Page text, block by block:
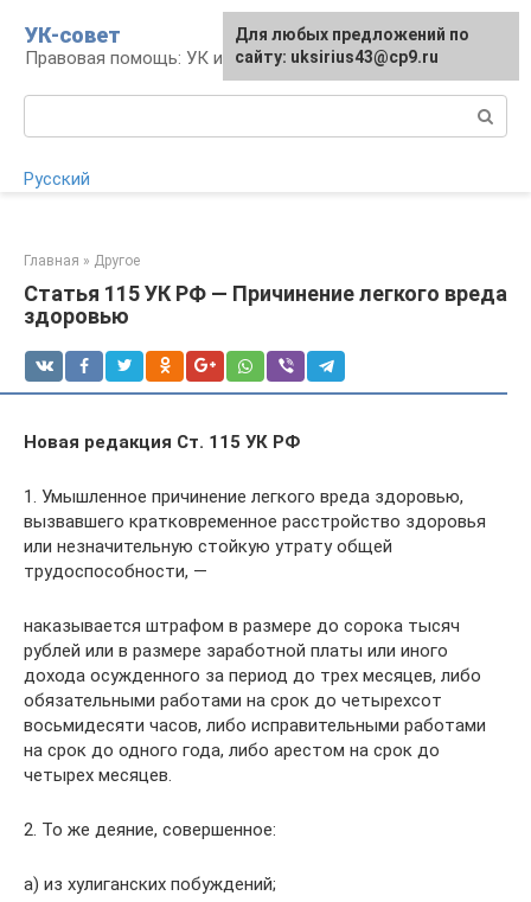
контенту
УК-совет
Правовая помощь: УК и УПК
Русский
Главная » Другое
Статья 115 УК РФ — Причинение легкого вреда
здоровью
Новая редакция Ст. 115 УК РФ
1. Умышленное причинение легкого вреда здоровью,
вызвавшего кратковременное расстройство здоровья
или незначительную стойкую утрату общей
трудоспособности, —
наказывается штрафом в размере до сорока тысяч
рублей или в размере заработной платы или иного
дохода осужденного за период до трех месяцев, либо
обязательными работами на срок до четырехсот
восьмидесяти часов, либо исправительными работами
на срок до одного года, либо арестом на срок до
четырех месяцев.
2. То же деяние, совершенное:
а) из хулиганских побуждений;
Для любых предложений по
сайту: [email protected]
Для любых предложений по
сайту: uksirius43@cp9.ru